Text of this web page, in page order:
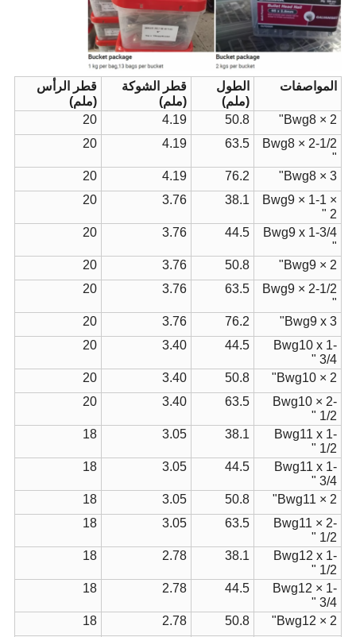
المواصفات
الطول
(ملم)
قطر الشوكة
(ملم)
قطر الرأس
(ملم)
Bwg8 × 2"
50.8
4.19
20
Bwg8 × 2-1/2
"
63.5
4.19
20
Bwg8 × 3"
76.2
4.19
20
Bwg9 × 1-1 ×
2 "
38.1
3.76
20
Bwg9 x 1-3/4
"
44.5
3.76
20
Bwg9 × 2"
50.8
3.76
20
Bwg9 × 2-1/2
"
63.5
3.76
20
Bwg9 x 3"
76.2
3.76
20
Bwg10 x 1-
3/4 "
44.5
3.40
20
Bwg10 × 2"
50.8
3.40
20
Bwg10 × 2-
1/2 "
63.5
3.40
20
Bwg11 x 1-
1/2 "
38.1
3.05
18
Bwg11 x 1-
3/4 "
44.5
3.05
18
Bwg11 × 2"
50.8
3.05
18
Bwg11 × 2-
1/2 "
63.5
3.05
18
Bwg12 x 1-
1/2 "
38.1
2.78
18
Bwg12 × 1-
3/4 "
44.5
2.78
18
Bwg12 × 2"
50.8
2.78
18